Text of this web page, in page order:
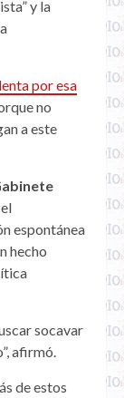
y la
por esa
no
a este
espontánea
hecho
socavar
afirmó.
de estos